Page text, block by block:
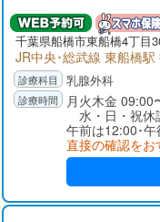
千葉県船橋市東船橋4丁目
JR中央･総武線 東船橋駅
乳腺外科
月火木金
水・日・祝
午前は12:00･
直接の確認をお